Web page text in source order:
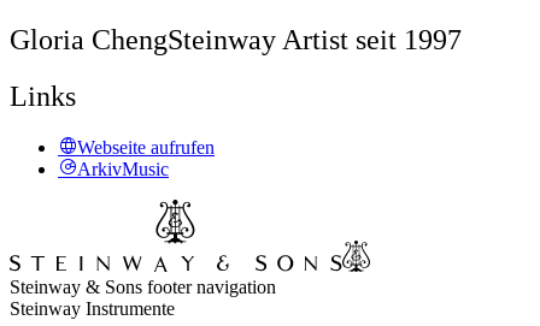
Gloria ChengSteinway Artist seit 1997
Links
Webseite aufrufen
ArkivMusic
Steinway & Sons footer navigation
Steinway Instrumente